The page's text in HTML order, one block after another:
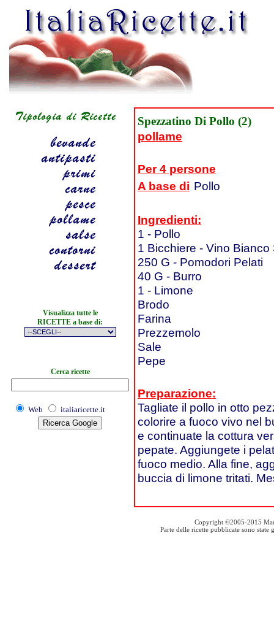
Visualizza tutte le
RICETTE a base di:
Cerca ricette
Web italiaricette.it
Spezzatino Di Pollo (2)
pollame
Per 4 persone
A base di Pollo
Ingredienti:
1 - Pollo
1 Bicchiere - Vino Bianco
250 G - Pomodori Pelati
40 G - Burro
1 - Limone
Brodo
Farina
Prezzemolo
Sale
Pepe
Preparazione:
Tagliate il pollo in otto
colorire a fuoco vivo nel
e continuate la cottura
pepate. Aggiungete i
fuoco medio. Alla fine,
buccia di limone tritati.
Copyright ©2005-2015
Parte delle ricette pubblicate sono state